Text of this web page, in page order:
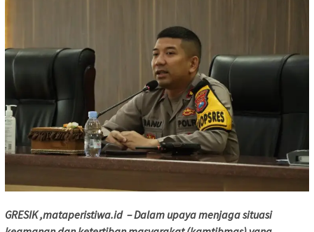
GRESIK ,mataperistiwa.id – Dalam upaya menjaga situasi